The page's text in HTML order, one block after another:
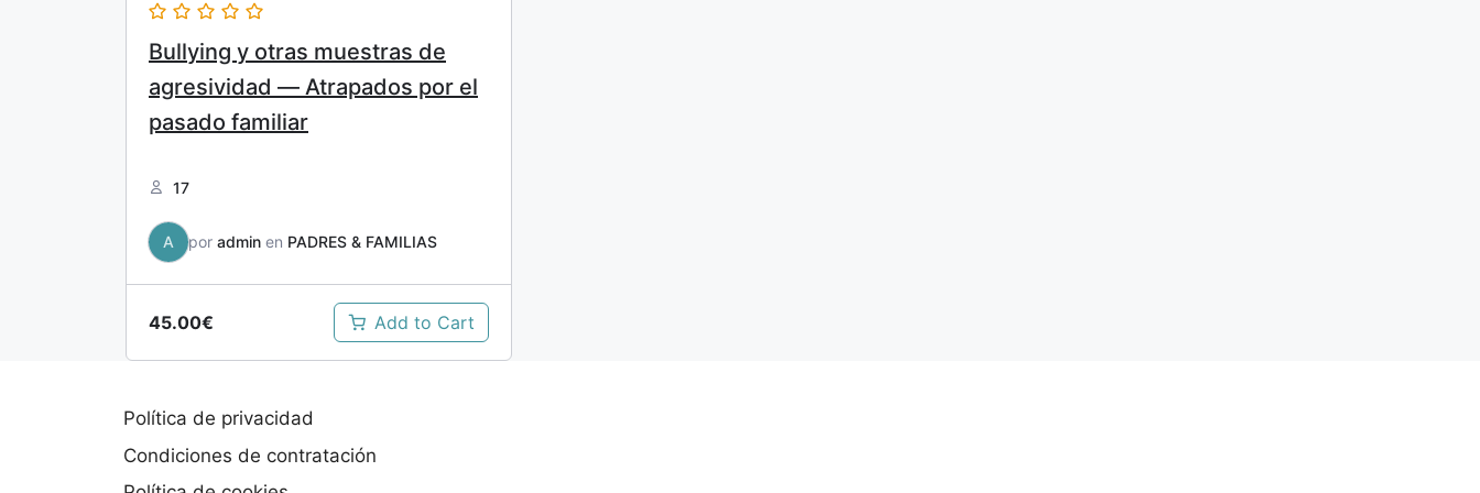
Bullying y otras muestras de
agresividad — Atrapados por el
pasado familiar
17
A por admin en PADRES & FAMILIAS
45.00€ Add to Cart
Política de privacidad
Condiciones de contratación